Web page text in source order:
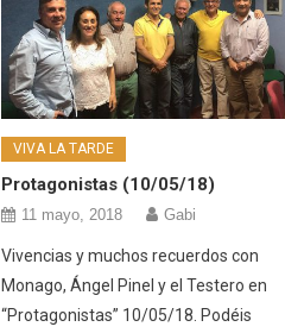
VIVA LA TARDE
Protagonistas (10/05/18)
11 mayo, 2018 Gabi
Vivencias y muchos recuerdos con
Monago, Ángel Pinel y el Testero en
“Protagonistas” 10/05/18. Podéis